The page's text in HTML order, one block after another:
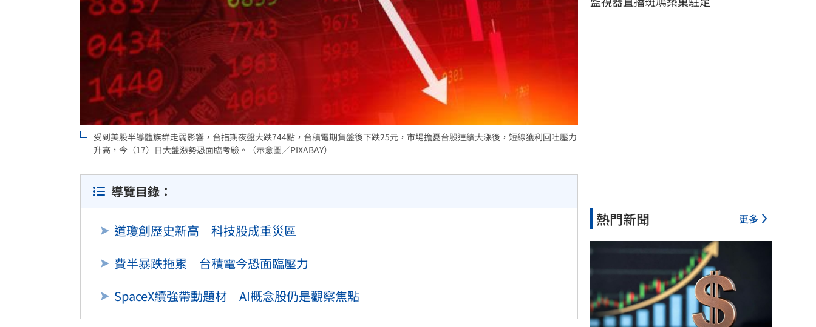
「拍片人的多重宇宙」職涯論壇9/12登場！
8國球員齊聚高雄 Formosa 7s掀足球熱潮
理想混蛋號召粉絲跨海追星吃美食！ 18:15
受到美股半導體族群走弱影響，台指期夜盤大跌744點，台積電期貨盤後下跌25元，市場擔憂台股連續大漲後，短線獲利回吐壓力
升高，今（17）日大盤漲勢恐面臨考驗。（示意圖／PIXABAY）
導覽目錄：
道瓊創歷史新高 科技股成重災區
費半暴跌拖累 台積電今恐面臨壓力
SpaceX續強帶動題材 AI概念股仍是觀察焦點
熱門新聞 更多